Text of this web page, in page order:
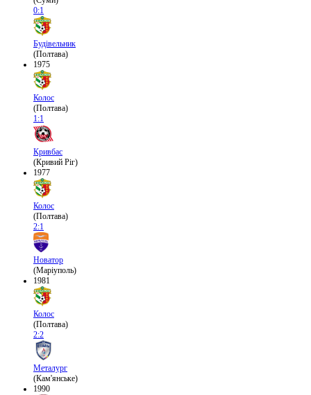
0:1
Будівельник
(Полтава)
1975
Колос
(Полтава)
1:1
Кривбас
(Кривий Ріг)
1977
Колос
(Полтава)
2:1
Новатор
(Маріуполь)
1981
Колос
(Полтава)
2:2
Металург
(Кам'янське)
1990